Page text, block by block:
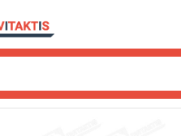
Lipdukai Grafikos